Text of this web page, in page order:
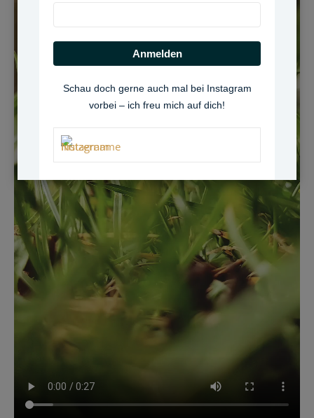
Anmelden
Schau doch gerne auch mal bei Instagram
vorbei – ich freu mich auf dich!